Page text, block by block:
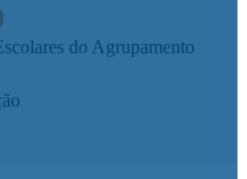
do Agrupamento